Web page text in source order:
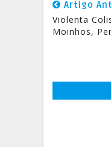
Artigo
Violenta
Moinhos,